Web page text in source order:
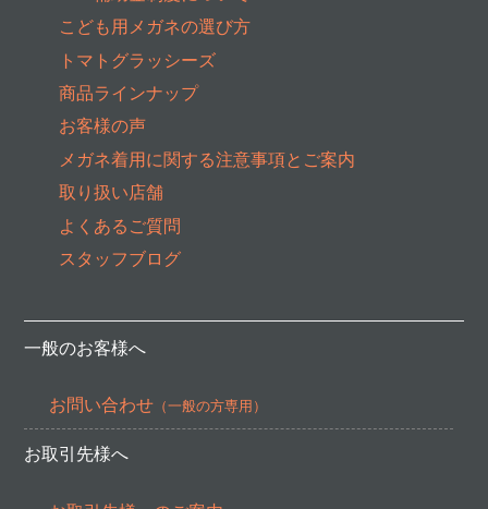
こども用メガネの選び方
トマトグラッシーズ
商品ラインナップ
お客様の声
メガネ着用に関する注意事項とご案内
取り扱い店舗
よくあるご質問
スタッフブログ
一般のお客様へ
お問い合わせ（一般の方専用）
お取引先様へ